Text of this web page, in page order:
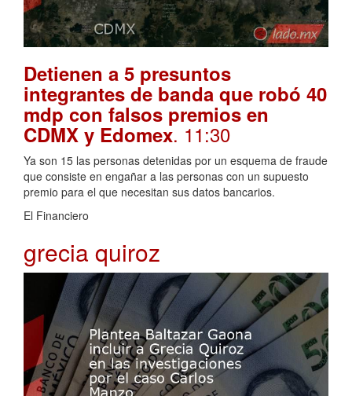
Detienen a 5 presuntos
integrantes de banda que robó 40
mdp con falsos premios en
CDMX y Edomex. 11:30
Ya son 15 las personas detenidas por un esquema de fraude
que consiste en engañar a las personas con un supuesto
premio para el que necesitan sus datos bancarios.
El Financiero
grecia quiroz